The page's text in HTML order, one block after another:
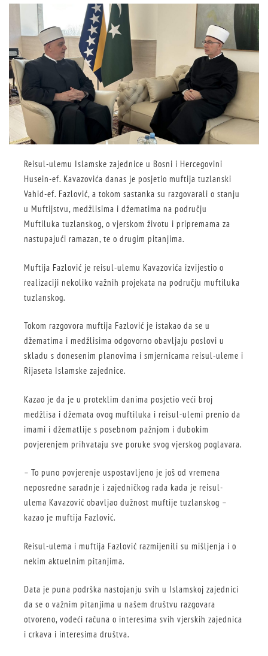
Reisul-ulemu Islamske zajednice u Bosni i Hercegovini
Husein-ef. Kavazovića danas je posjetio muftija tuzlanski
Vahid-ef. Fazlović, a tokom sastanka su razgovarali o stanju
u Muftijstvu, medžlisima i džematima na području
Muftiluka tuzlanskog, o vjerskom životu i pripremama za
nastupajući ramazan, te o drugim pitanjima.
Muftija Fazlović je reisul-ulemu Kavazovića izvijestio o
realizaciji nekoliko važnih projekata na području muftiluka
tuzlanskog.
Tokom razgovora muftija Fazlović je istakao da se u
džematima i medžlisima odgovorno obavljaju poslovi u
skladu s donesenim planovima i smjernicama reisul-uleme i
Rijaseta Islamske zajednice.
Kazao je da je u proteklim danima posjetio veći broj
medžlisa i džemata ovog muftiluka i reisul-ulemi prenio da
imami i džematlije s posebnom pažnjom i dubokim
povjerenjem prihvataju sve poruke svog vjerskog poglavara.
– To puno povjerenje uspostavljeno je još od vremena
neposredne saradnje i zajedničkog rada kada je reisul-
ulema Kavazović obavljao dužnost muftije tuzlanskog –
kazao je muftija Fazlović.
Reisul-ulema i muftija Fazlović razmijenili su mišljenja i o
nekim aktuelnim pitanjima.
Data je puna podrška nastojanju svih u Islamskoj zajednici
da se o važnim pitanjima u našem društvu razgovara
otvoreno, vodeći računa o interesima svih vjerskih zajednica
i crkava i interesima društva.